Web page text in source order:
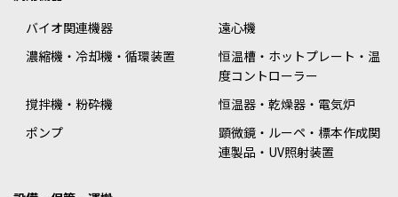
バイオ関連機器
遠心機
濃縮機・冷却機・循環装置
恒温槽・ホットプレート・温
度コントローラー
撹拌機・粉砕機
恒温器・乾燥器・電気炉
ポンプ
顕微鏡・ルーペ・標本作成関
連製品・UV照射装置